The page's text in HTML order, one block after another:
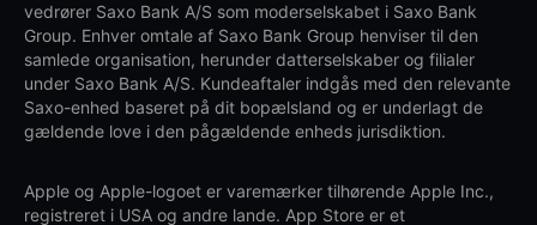
vedrører Saxo Bank A/S som moderselskabet i Saxo Bank
Group. Enhver omtale af Saxo Bank Group henviser til den
samlede organisation, herunder datterselskaber og filialer
under Saxo Bank A/S. Kundeaftaler indgås med den relevante
Saxo-enhed baseret på dit bopælsland og er underlagt de
gældende love i den pågældende enheds jurisdiktion.
Apple og Apple-logoet er varemærker tilhørende Apple Inc.,
registreret i USA og andre lande. App Store er et